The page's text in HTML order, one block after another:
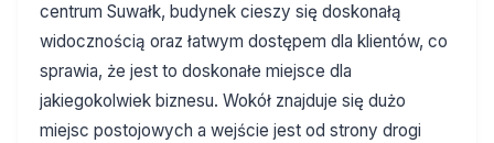
centrum Suwałk, budynek cieszy się doskonałą
widocznością oraz łatwym dostępem dla klientów, co
sprawia, że jest to doskonałe miejsce dla
jakiegokolwiek biznesu. Wokół znajduje się dużo
miejsc postojowych a wejście jest od strony drogi